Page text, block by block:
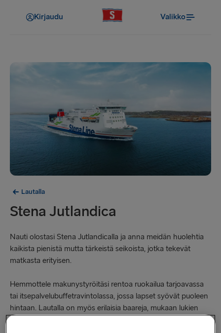
Kirjaudu Valikko
Lautalla
Stena Jutlandica
Nauti olostasi Stena Jutlandicalla ja anna meidän huolehtia
kaikista pienistä mutta tärkeistä seikoista, jotka tekevät
matkasta erityisen.
Hemmottele makunystyröitäsi rentoa ruokailua tarjoavassa
tai itsepalvelubuffetravintolassa, jossa lapset syövät puoleen
hintaan. Lautalla on myös erilaisia baareja, mukaan lukien
ulkokannella sijaitseva Deck Bar...